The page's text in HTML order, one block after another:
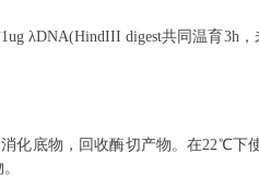
λDNA(HindIII digest共同温育3h
化底物，回收酶切产物。在22℃下